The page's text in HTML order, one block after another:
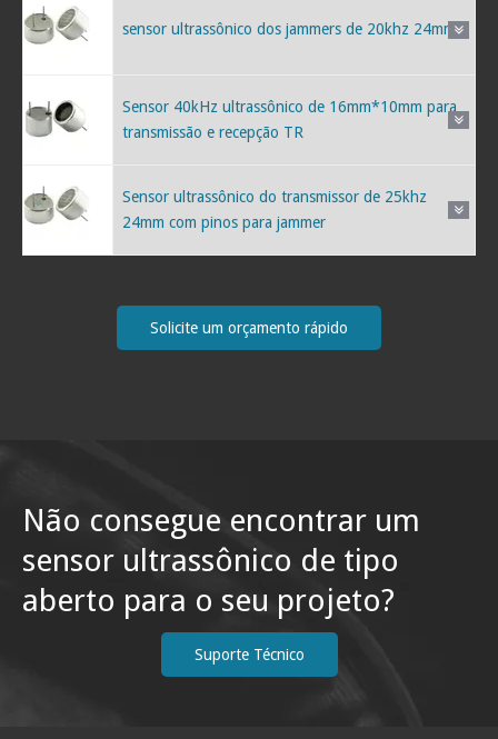
sensor ultrassônico dos jammers de 20khz 24mm
Sensor 40kHz ultrassônico de 16mm*10mm para
transmissão e recepção TR
Sensor ultrassônico do transmissor de 25khz
24mm com pinos para jammer
Solicite um orçamento rápido
Não consegue encontrar um
sensor ultrassônico de tipo
aberto para o seu projeto?
Suporte Técnico